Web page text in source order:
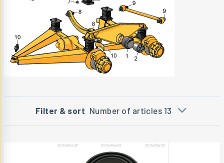
Filter & sort Number of articles 13